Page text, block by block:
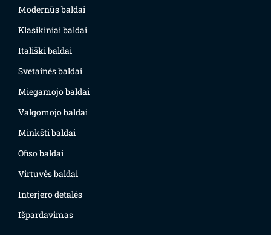
Modernūs baldai
Klasikiniai baldai
Itališki baldai
Svetainės baldai
Miegamojo baldai
Valgomojo baldai
Minkšti baldai
Ofiso baldai
Virtuvės baldai
Interjero detalės
Išpardavimas